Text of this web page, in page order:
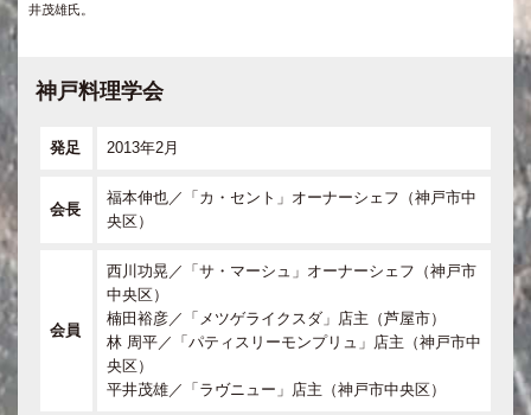
井茂雄氏。
神戸料理学会
発足 2013年2月
会長
福本伸也／「カ・セント」オーナーシェフ（神戸市中
央区）
会員
西川功晃／「サ・マーシュ」オーナーシェフ（神戸市
中央区）
楠田裕彦／「メツゲライクスダ」店主（芦屋市）
林 周平／「パティスリーモンプリュ」店主（神戸市中
央区）
平井茂雄／「ラヴニュー」店主（神戸市中央区）